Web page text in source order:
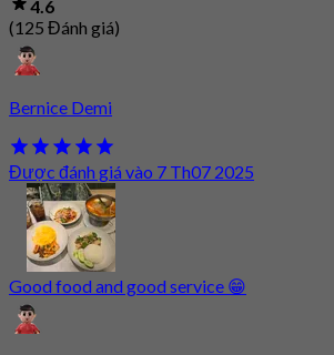
4.6
(125 Đánh giá)
Bernice Demi
Được đánh giá vào 7 Th07 2025
Good food and good service 😁